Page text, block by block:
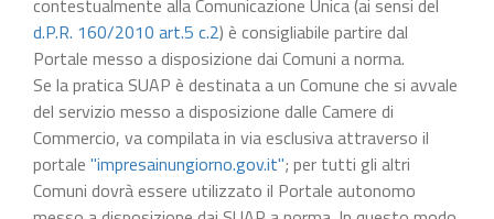
contestualmente alla Comunicazione Unica (ai sensi del
d.P.R. 160/2010 art.5 c.2) è consigliabile partire dal
Portale messo a disposizione dai Comuni a norma.
Se la pratica SUAP è destinata a un Comune che si avvale
del servizio messo a disposizione dalle Camere di
Commercio, va compilata in via esclusiva attraverso il
portale "impresainungiorno.gov.it"; per tutti gli altri
Comuni dovrà essere utilizzato il Portale autonomo